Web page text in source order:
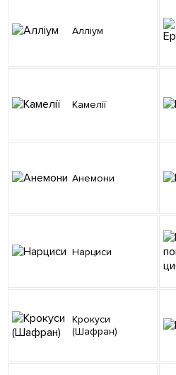
Алліум
Камелії
Анемони
Нарциси
Крокуси
(Шафран)